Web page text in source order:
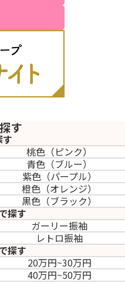
す
す
桃色（ピンク）
青色（ブルー）
紫色（パープル）
橙色（オレンジ）
黒色（ブラック）
探す
ガーリー振袖
レトロ振袖
探す
20万円~30万円
40万円~50万円